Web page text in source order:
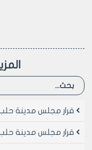
طلب الموافقة على
المطلوب هدمه موقعة
مادة5- تحال
الاضبارة وبيان وضع
قرار مجلس مدينة حلب رقم 10
قرار مجلس مدينة حلب رقم 14